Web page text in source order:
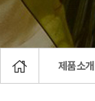
제품소개